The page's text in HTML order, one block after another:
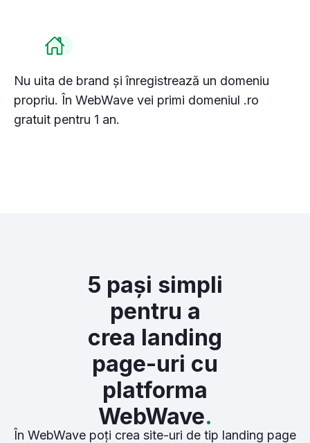
Nu uita de brand și înregistrează un domeniu
propriu. În WebWave vei primi domeniul .ro
gratuit pentru 1 an.
5 pași simpli
pentru a
crea landing
page-uri cu
platforma
WebWave.
În WebWave poți crea site-uri de tip landing page
și a analiza traficul pe site.
Personalizează Permite toate